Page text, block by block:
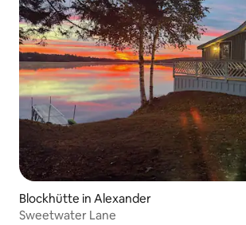
Blockhütte in Alexander
Sweetwater Lane